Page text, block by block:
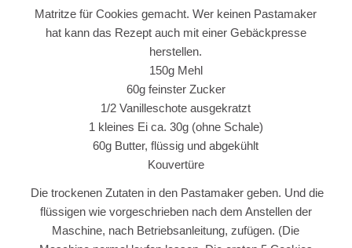
Matritze für Cookies gemacht. Wer keinen Pastamaker
hat kann das Rezept auch mit einer Gebäckpresse
herstellen.
150g Mehl
60g feinster Zucker
1/2 Vanilleschote ausgekratzt
1 kleines Ei ca. 30g (ohne Schale)
60g Butter, flüssig und abgekühlt
Kouvertüre
Die trockenen Zutaten in den Pastamaker geben. Und die
flüssigen wie vorgeschrieben nach dem Anstellen der
Maschine, nach Betriebsanleitung, zufügen. (Die